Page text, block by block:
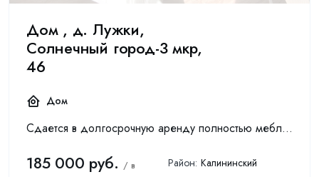
Дом , д. Лужки,
Солнечный город-3 мкр,
46
Дом
Сдается в долгосрочную аренду полностью меблированный двухэтажный дом площадью 198,7 м² на участке 10 соток в охраняемом коттеджном поселке Солнечный город. Это не инвестиционный объект — дом стро...
185 000 руб. / в
Район: Калининский